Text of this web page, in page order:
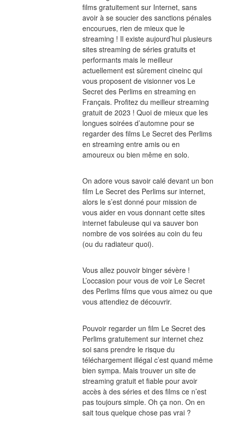
films gratuitement sur Internet, sans
avoir à se soucier des sanctions pénales
encourues, rien de mieux que le
streaming ! Il existe aujourd’hui plusieurs
sites streaming de séries gratuits et
performants mais le meilleur
actuellement est sûrement cineinc qui
vous proposent de visionner vos Le
Secret des Perlims en streaming en
Français. Profitez du meilleur streaming
gratuit de 2023 ! Quoi de mieux que les
longues soirées d’automne pour se
regarder des films Le Secret des Perlims
en streaming entre amis ou en
amoureux ou bien même en solo.
On adore vous savoir calé devant un bon
film Le Secret des Perlims sur internet,
alors le s’est donné pour mission de
vous aider en vous donnant cette sites
internet fabuleuse qui va sauver bon
nombre de vos soirées au coin du feu
(ou du radiateur quoi).
Vous allez pouvoir binger sévère !
L’occasion pour vous de voir Le Secret
des Perlims films que vous aimez ou que
vous attendiez de découvrir.
Pouvoir regarder un film Le Secret des
Perlims gratuitement sur internet chez
soi sans prendre le risque du
téléchargement illégal c’est quand même
bien sympa. Mais trouver un site de
streaming gratuit et fiable pour avoir
accès à des séries et des films ce n’est
pas toujours simple. Oh ça non. On en
sait tous quelque chose pas vrai ?